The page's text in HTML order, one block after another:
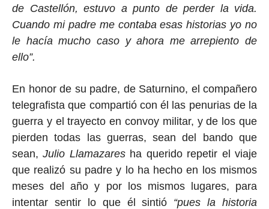
de Castellón, estuvo a punto de perder la vida.
Cuando mi padre me contaba esas historias yo no
le hacía mucho caso y ahora me arrepiento de
ello”.
En honor de su padre, de Saturnino, el compañero
telegrafista que compartió con él las penurias de la
guerra y el trayecto en convoy militar, y de los que
pierden todas las guerras, sean del bando que
sean,Julio Llamazaresha querido repetir el viaje
que realizó su padre y lo ha hecho en los mismos
meses del año y por los mismos lugares, para
intentar sentir lo que él sintió “pues la historia